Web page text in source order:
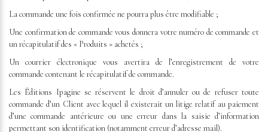
La commande une fois confirmée ne pourra plus être modifiable ;
Une confirmation de commande vous donnera votre numéro de commande et
un récapitulatif des « Produits » achetés ;
Un courrier électronique vous avertira de l’enregistrement de votre
commande contenant le récapitulatif de commande.
Les Éditions Ipagine se réservent le droit d’annuler ou de refuser toute
commande d’un Client avec lequel il existerait un litige relatif au paiement
d’une commande antérieure ou une erreur dans la saisie d’information
permettant son identification (notamment erreur d’adresse mail).